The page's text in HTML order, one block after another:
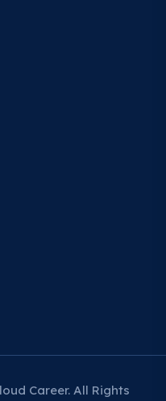
Career. All Rights